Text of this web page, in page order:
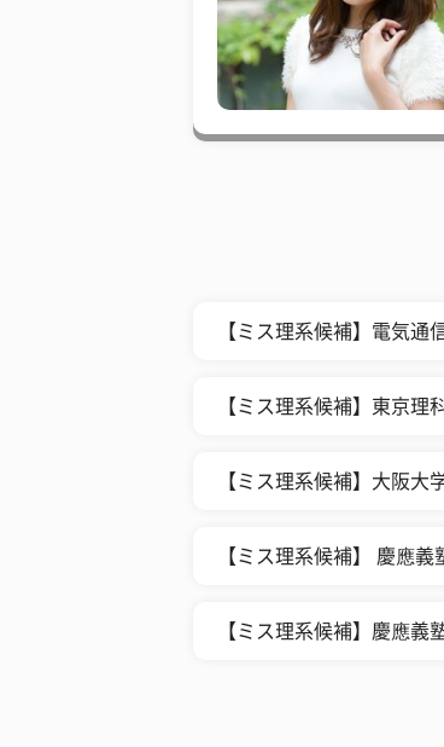
【ミス理系候補】電気
【ミス理系候補】東京
【ミス理系候補】大阪
【ミス理系候補】 慶應
【ミス理系候補】慶應